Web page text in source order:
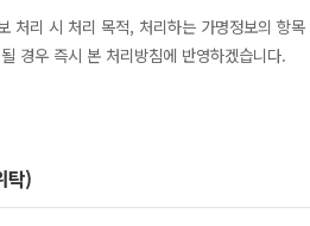
처리 시 처리 목적, 처리하는 가명정보의 항
경우 즉시 본 처리방침에 반영하겠습니다.
탁)